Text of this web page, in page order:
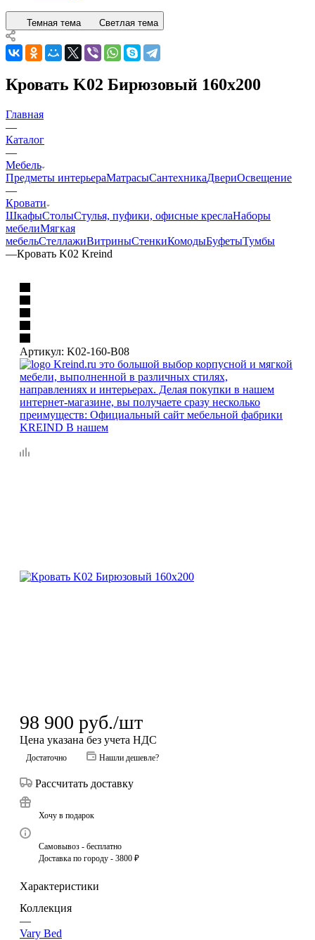
Темная тема Светлая тема
Кровать K02 Бирюзовый 160x200
Главная
—
Каталог
—
Мебель
Предметы интерьераМатрасыСантехникаДвериОсвещение
—
Кровати
ШкафыСтолыСтулья, пуфики, офисные креслаНаборы
мебелиМягкая
мебельСтеллажиВитриныСтенкиКомодыБуфетыТумбы
—Кровать K02 Kreind
Артикул: K02-160-B08
98 900 руб./шт
Цена указана без учета НДС
Достаточно Нашли дешевле?
Рассчитать доставку
Хочу в подарок
Самовывоз - бесплатно
Доставка по городу - 3800 ₽
Характеристики
Коллекция
—
Vary Bed